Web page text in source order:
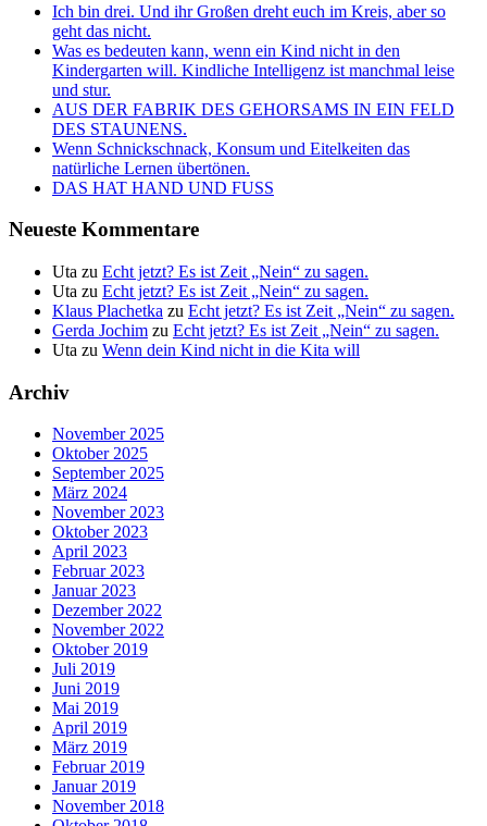
Ich bin drei. Und ihr Großen dreht euch im Kreis, aber so
geht das nicht.
Was es bedeuten kann, wenn ein Kind nicht in den
Kindergarten will. Kindliche Intelligenz ist manchmal leise
und stur.
AUS DER FABRIK DES GEHORSAMS IN EIN FELD
DES STAUNENS.
Wenn Schnickschnack, Konsum und Eitelkeiten das
natürliche Lernen übertönen.
DAS HAT HAND UND FUSS
Neueste Kommentare
Uta zu Echt jetzt? Es ist Zeit „Nein“ zu sagen.
Uta zu Echt jetzt? Es ist Zeit „Nein“ zu sagen.
Klaus Plachetka zu Echt jetzt? Es ist Zeit „Nein“ zu sagen.
Gerda Jochim zu Echt jetzt? Es ist Zeit „Nein“ zu sagen.
Uta zu Wenn dein Kind nicht in die Kita will
Archiv
November 2025
Oktober 2025
September 2025
März 2024
November 2023
Oktober 2023
April 2023
Februar 2023
Januar 2023
Dezember 2022
November 2022
Oktober 2019
Juli 2019
Juni 2019
Mai 2019
April 2019
März 2019
Februar 2019
Januar 2019
November 2018